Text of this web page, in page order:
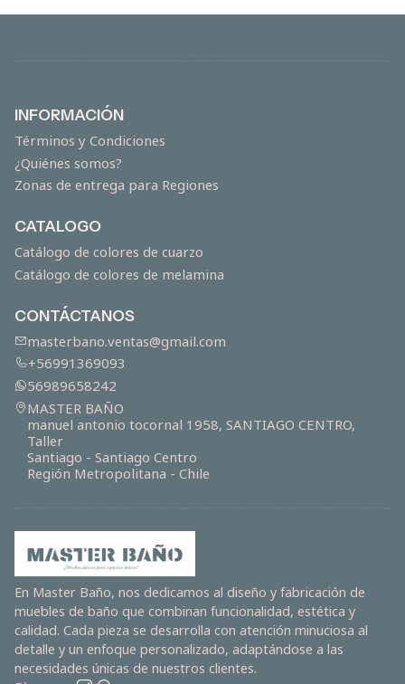
INFORMACIÓN
Términos y Condiciones
¿Quiénes somos?
Zonas de entrega para Regiones
CATALOGO
Catálogo de colores de cuarzo
Catálogo de colores de melamina
CONTÁCTANOS
masterbano.ventas@gmail.com
+56991369093
56989658242
MASTER BAÑO
manuel antonio tocornal 1958, SANTIAGO CENTRO,
Taller
Santiago - Santiago Centro
Región Metropolitana - Chile
En Master Baño, nos dedicamos al diseño y fabricación de
muebles de baño que combinan funcionalidad, estética y
calidad. Cada pieza se desarrolla con atención minuciosa al
detalle y un enfoque personalizado, adaptándose a las
necesidades únicas de nuestros clientes.